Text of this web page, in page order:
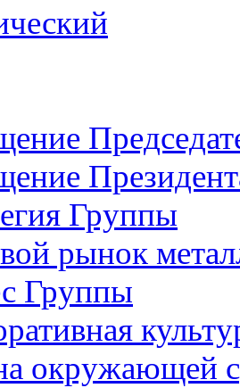
Группы
рынок
Группы
окружающей